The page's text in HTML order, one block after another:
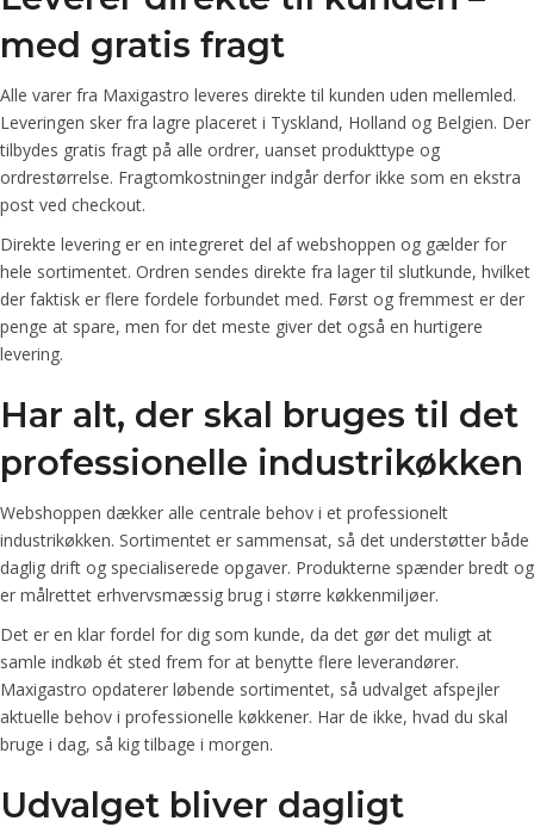
med gratis fragt
Alle varer fra Maxigastro leveres direkte til kunden uden mellemled.
Leveringen sker fra lagre placeret i Tyskland, Holland og Belgien. Der
tilbydes gratis fragt på alle ordrer, uanset produkttype og
ordrestørrelse. Fragtomkostninger indgår derfor ikke som en ekstra
post ved checkout.
Direkte levering er en integreret del af webshoppen og gælder for
hele sortimentet. Ordren sendes direkte fra lager til slutkunde, hvilket
der faktisk er flere fordele forbundet med. Først og fremmest er der
penge at spare, men for det meste giver det også en hurtigere
levering.
Har alt, der skal bruges til det
professionelle industrikøkken
Webshoppen dækker alle centrale behov i et professionelt
industrikøkken. Sortimentet er sammensat, så det understøtter både
daglig drift og specialiserede opgaver. Produkterne spænder bredt og
er målrettet erhvervsmæssig brug i større køkkenmiljøer.
Det er en klar fordel for dig som kunde, da det gør det muligt at
samle indkøb ét sted frem for at benytte flere leverandører.
Maxigastro opdaterer løbende sortimentet, så udvalget afspejler
aktuelle behov i professionelle køkkener. Har de ikke, hvad du skal
bruge i dag, så kig tilbage i morgen.
Udvalget bliver dagligt